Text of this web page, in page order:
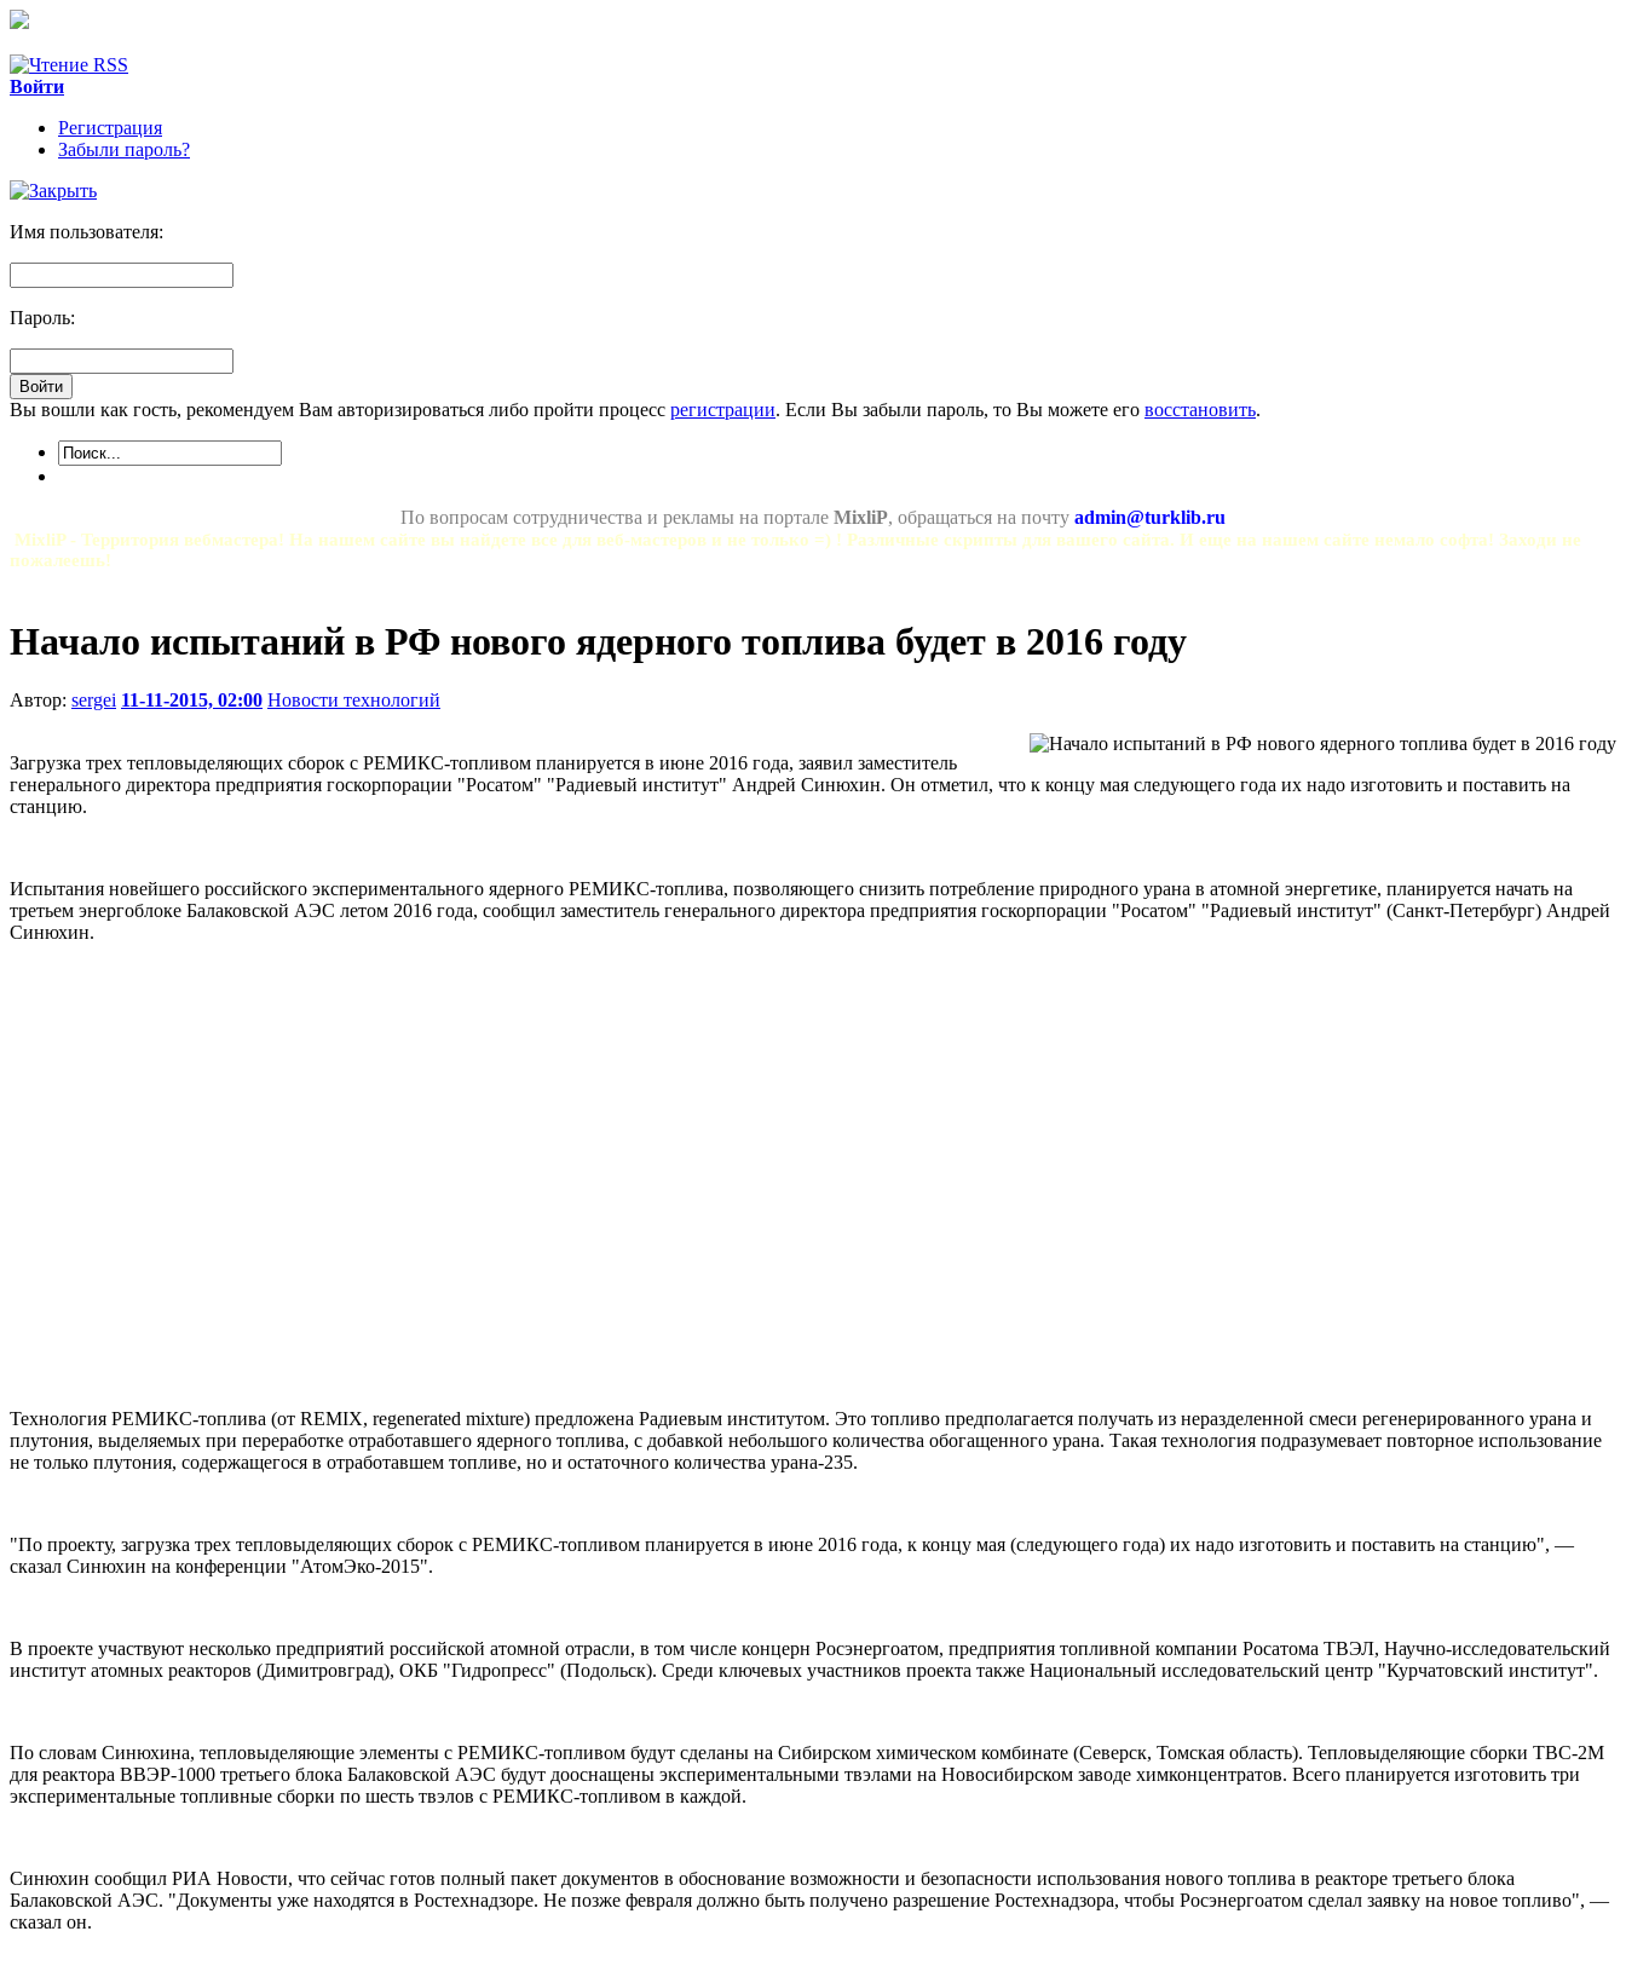
Войти
Регистрация
Забыли пароль?
Имя пользователя:
Пароль:
Вы вошли как гость, рекомендуем Вам авторизироваться либо пройти процесс регистрации. Если Вы забыли пароль, то Вы можете его восстановить.
По вопросам сотрудничества и рекламы на портале MixliP, обращаться на почту admin@turklib.ru
MixliP - Территория вебмастера! На нашем сайте вы найдете все для веб-мастеров и не только =) ! Различные скрипты для вашего сайта. И еще на нашем сайте немало софта! Заходи не
пожалеешь!
Начало испытаний в РФ нового ядерного топлива будет в 2016 году
Автор: sergei 11-11-2015, 02:00 Новости технологий
Загрузка трех тепловыделяющих сборок с РЕМИКС-топливом планируется в июне 2016 года, заявил заместитель
генерального директора предприятия госкорпорации "Росатом" "Радиевый институт" Андрей Синюхин. Он отметил, что к концу мая следующего года их надо изготовить и поставить на
станцию.
Испытания новейшего российского экспериментального ядерного РЕМИКС-топлива, позволяющего снизить потребление природного урана в атомной энергетике, планируется начать на
третьем энергоблоке Балаковской АЭС летом 2016 года, сообщил заместитель генерального директора предприятия госкорпорации "Росатом" "Радиевый институт" (Санкт-Петербург) Андрей
Синюхин.
Технология РЕМИКС-топлива (от REMIX, regenerated mixture) предложена Радиевым институтом. Это топливо предполагается получать из неразделенной смеси регенерированного урана и
плутония, выделяемых при переработке отработавшего ядерного топлива, с добавкой небольшого количества обогащенного урана. Такая технология подразумевает повторное использование
не только плутония, содержащегося в отработавшем топливе, но и остаточного количества урана-235.
"По проекту, загрузка трех тепловыделяющих сборок с РЕМИКС-топливом планируется в июне 2016 года, к концу мая (следующего года) их надо изготовить и поставить на станцию", —
сказал Синюхин на конференции "АтомЭко-2015".
В проекте участвуют несколько предприятий российской атомной отрасли, в том числе концерн Росэнергоатом, предприятия топливной компании Росатома ТВЭЛ, Научно-исследовательский
институт атомных реакторов (Димитровград), ОКБ "Гидропресс" (Подольск). Среди ключевых участников проекта также Национальный исследовательский центр "Курчатовский институт".
По словам Синюхина, тепловыделяющие элементы с РЕМИКС-топливом будут сделаны на Сибирском химическом комбинате (Северск, Томская область). Тепловыделяющие сборки ТВС-2М
для реактора ВВЭР-1000 третьего блока Балаковской АЭС будут дооснащены экспериментальными твэлами на Новосибирском заводе химконцентратов. Всего планируется изготовить три
экспериментальные топливные сборки по шесть твэлов с РЕМИКС-топливом в каждой.
Синюхин сообщил РИА Новости, что сейчас готов полный пакет документов в обоснование возможности и безопасности использования нового топлива в реакторе третьего блока
Балаковской АЭС. "Документы уже находятся в Ростехнадзоре. Не позже февраля должно быть получено разрешение Ростехнадзора, чтобы Росэнергоатом сделал заявку на новое топливо", —
сказал он.